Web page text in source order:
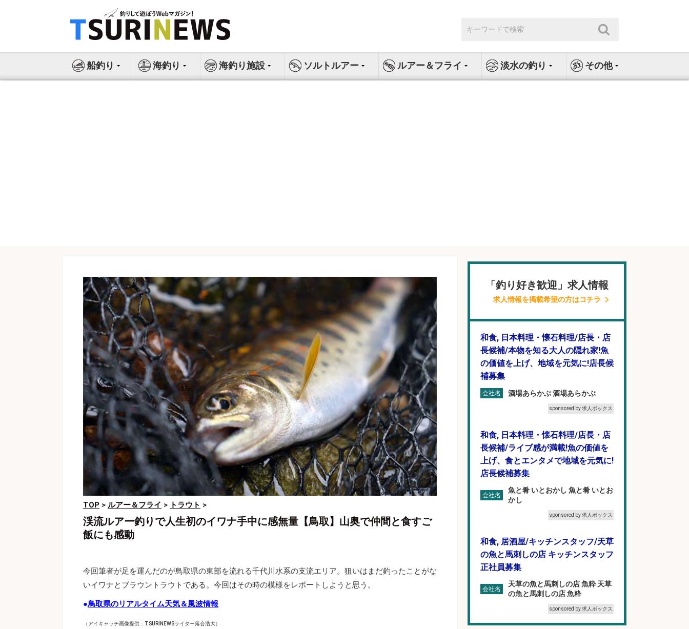
ス
索:
船釣り 海釣り 海釣り施設 ソルトルアー ルアー＆フライ 淡水の釣り その他
TOP > ルアー＆フライ > トラウト >
渓流ルアー釣りで人生初のイワナ手中に感無量【鳥取】山奥で仲間と食すご
飯にも感動
今回筆者が足を運んだのが鳥取県の東部を流れる千代川水系の支流エリア。狙いはまだ釣ったことがな
いイワナとブラウントラウトである。今回はその時の模様をレポートしようと思う。
●鳥取県のリアルタイム天気＆風波情報
（アイキャッチ画像提供：TSURINEWSライター落合浩大）
「釣り好き歓迎」求人情報
求人情報を掲載希望の方はコチラ
和食, 日本料理・懐石料理/店長・店
長候補/本物を知る大人の隠れ家!魚
の価値を上げ、地域を元気に!店長候
補募集
会社名 酒場あらかぶ 酒場あらかぶ
sponsored by 求人ボックス
和食, 日本料理・懐石料理/店長・店
長候補/ライブ感が満載!魚の価値を
上げ、食とエンタメで地域を元気に!
店長候補募集
会社名
魚と肴 いとおかし 魚と肴 いとお
かし
sponsored by 求人ボックス
和食, 居酒屋/キッチンスタッフ/天草
の魚と馬刺しの店 キッチンスタッフ
正社員募集
会社名
天草の魚と馬刺しの店 魚粋 天草
の魚と馬刺しの店 魚粋
sponsored by 求人ボックス